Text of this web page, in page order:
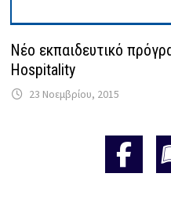
Νέο εκπαιδευτικό
Hospitality
23 Νοεμβρίου, 2015